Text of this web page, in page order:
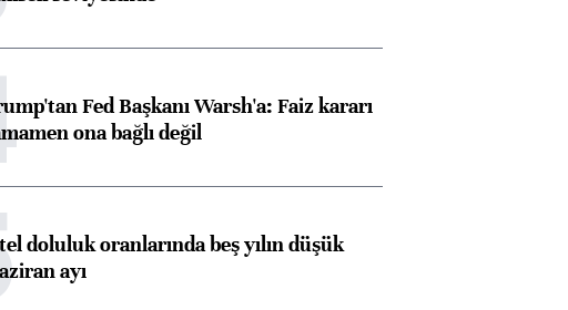
Fed Başkanı Warsh'a: Faiz kararı
ona bağlı değil
doluluk oranlarında beş yılın düşük
ayı